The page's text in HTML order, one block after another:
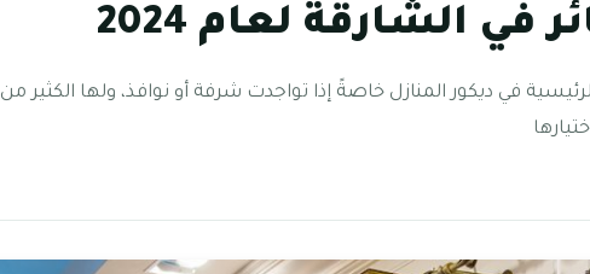
الشارقة لعام 2024
في ديكور المنازل خاصةً إذا تواجدت شرفة أو نوافذ، ولها الكثير من